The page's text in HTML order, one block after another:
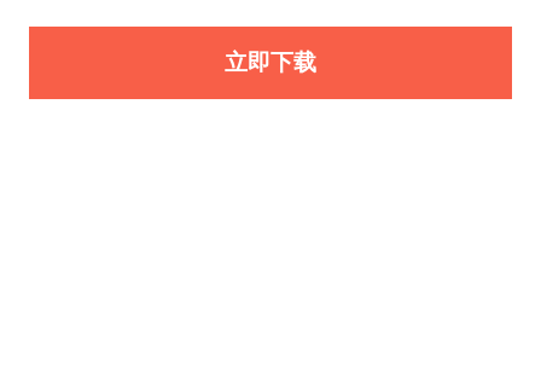
立即下载